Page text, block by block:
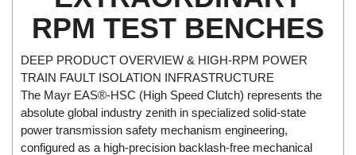
Dosing Pump
DR. NEUMANN Peltier-Technik
Driesen Kern
Dropsa Vietnam
Druck
DSTI
RPM TEST BENCHES
DEEP PRODUCT OVERVIEW & HIGH-RPM POWER
TRAIN FAULT ISOLATION INFRASTRUCTURE
The Mayr EAS®-HSC (High Speed Clutch) represents the
absolute global industry zenith in specialized solid-state
power transmission safety mechanism engineering,
configured as a high-precision backlash-free mechanical